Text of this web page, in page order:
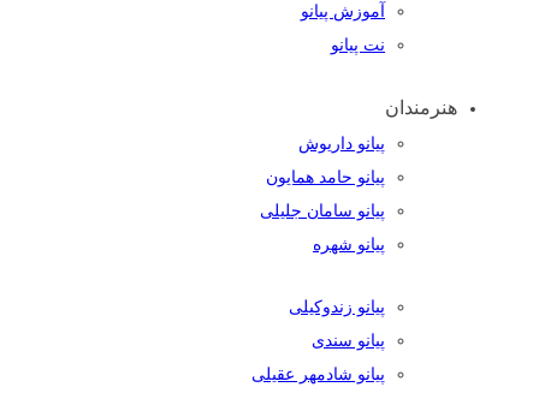
آموزش پیانو
نت پیانو
هنرمندان
پیانو داریوش
پیانو حامد همایون
پیانو سامان جلیلی
پیانو شهره
پیانو زندوکیلی
پیانو سندی
پیانو شادمهر عقیلی